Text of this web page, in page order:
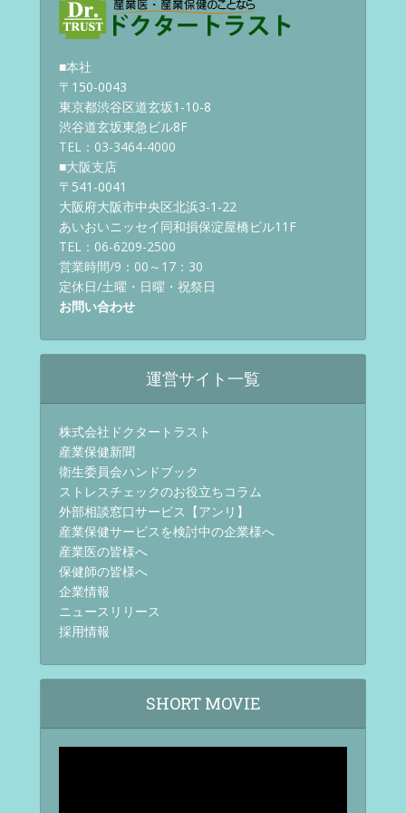
■本社
〒150-0043
東京都渋谷区道玄坂1-10-8
渋谷道玄坂東急ビル8F
TEL：03-3464-4000
■大阪支店
〒541-0041
大阪府大阪市中央区北浜3-1-22
あいおいニッセイ同和損保淀屋橋ビル11F
TEL：06-6209-2500
営業時間/9：00～17：30
定休日/土曜・日曜・祝祭日
お問い合わせ
運営サイト一覧
株式会社ドクタートラスト
産業保健新聞
衛生委員会ハンドブック
ストレスチェックのお役立ちコラム
外部相談窓口サービス【アンリ】
産業保健サービスを検討中の企業様へ
産業医の皆様へ
保健師の皆様へ
企業情報
ニュースリリース
採用情報
SHORT MOVIE